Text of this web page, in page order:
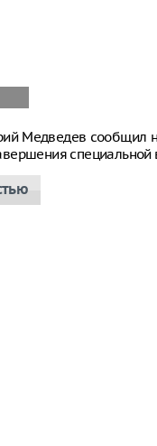
Медведев